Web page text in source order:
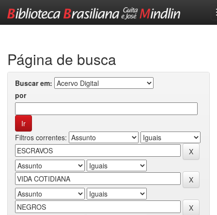
Página de busca
Buscar em:
por
Filtros correntes: